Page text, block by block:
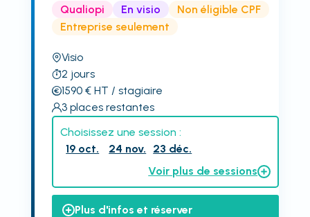
Qualiopi En visio
Non éligible CPF
Entreprise seulement
Visio
2 jours
1590€ HT / stagiaire
3 places restantes
Choisissez une session :
19 oct.
24 nov.
23 déc.
Voir plus de sessions
Plus d'infos et réserver